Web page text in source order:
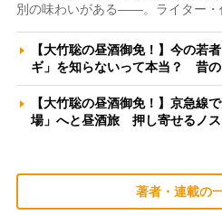
別の味わいがある――。ライター・
【大竹聡の昼酒御免！】今の若
ギ」を知らないって本当？ 昔
【大竹聡の昼酒御免！】京急線
場」へと昼酒旅 押し寄せるノ
著者・連載の